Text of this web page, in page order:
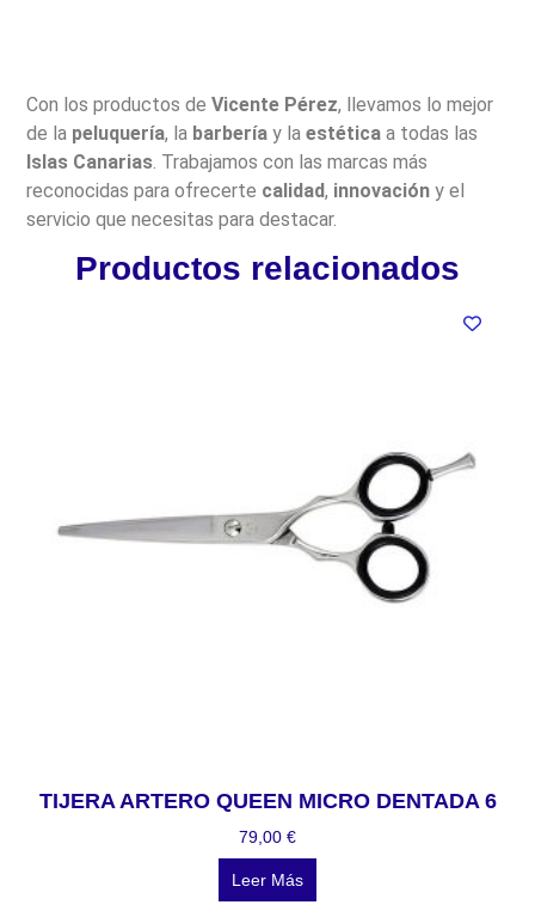
Con los productos deVicente Pérez, llevamos lo mejor
de la peluquería, la barbería y laestética a todas las
Islas Canarias . Trabajamos con las marcas más
reconocidas para ofrecerte calidad, innovación y el
servicio que necesitas para destacar.
Productos relacionados
TIJERA ARTERO QUEEN MICRO DENTADA 6
79,00 €
Leer Más